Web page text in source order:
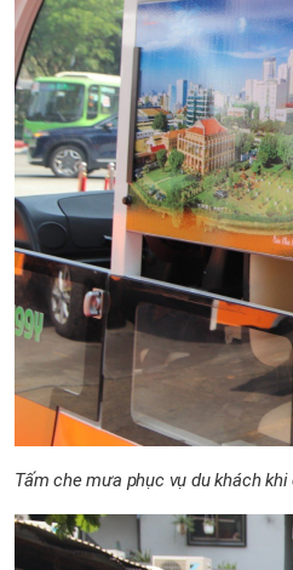
Tấm che mưa phục vụ du khách